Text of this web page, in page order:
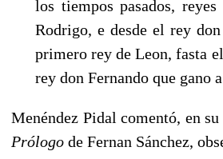
los tiempos pasados,
Rodrigo, e desde el rey
primero rey de Leon, fasta
rey don Fernando que gano
Menéndez Pidal comentó, en
Prólogo de Fernan Sánchez,